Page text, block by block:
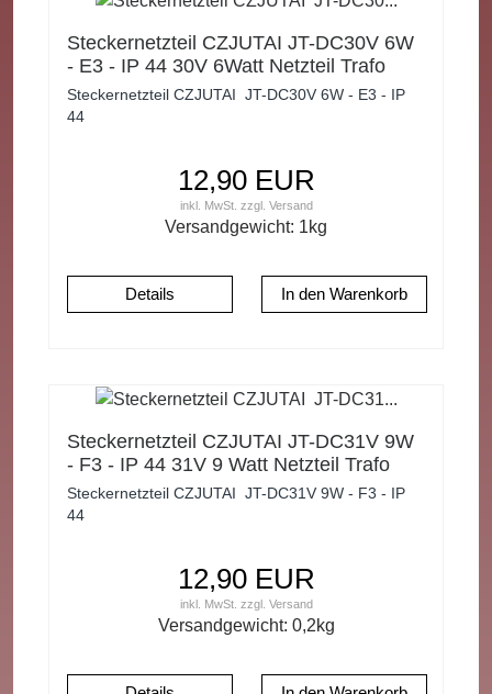
Steckernetzteil CZJUTAI JT-DC30V 6W
- E3 - IP 44 30V 6Watt Netzteil Trafo
Transformator
Steckernetzteil CZJUTAI JT-DC30V 6W - E3 - IP
44
12,90 EUR
inkl. MwSt. zzgl. Versand
Versandgewicht: 1kg
Details
Steckernetzteil CZJUTAI JT-DC31V 9W
- F3 - IP 44 31V 9 Watt Netzteil Trafo
Transformator
Steckernetzteil CZJUTAI JT-DC31V 9W - F3 - IP
44
12,90 EUR
inkl. MwSt. zzgl. Versand
Versandgewicht: 0,2kg